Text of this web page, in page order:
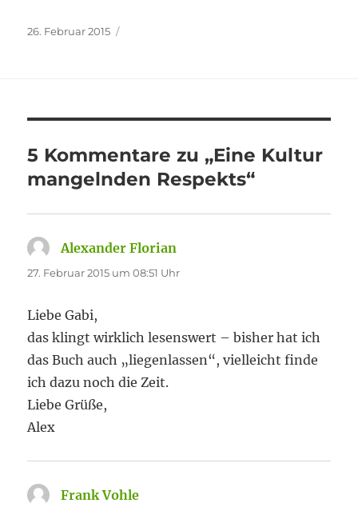
Veröffentlicht
26. Februar 2015
5 Kommentare zu „Eine Kultur
mangelnden Respekts“
Alexander Florian
27. Februar 2015 um 08:51 Uhr
Liebe Gabi,
das klingt wirklich lesenswert – bisher hat ich
das Buch auch „liegenlassen“, vielleicht finde
ich dazu noch die Zeit.
Liebe Grüße,
Alex
Frank Vohle